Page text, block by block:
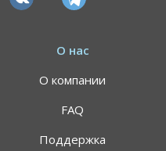
О нас
О компании
FAQ
Поддержка